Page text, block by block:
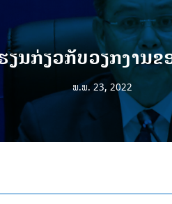
ນກ່ຽວກັບວຽກງານ
ພ.ພ. 23, 2022